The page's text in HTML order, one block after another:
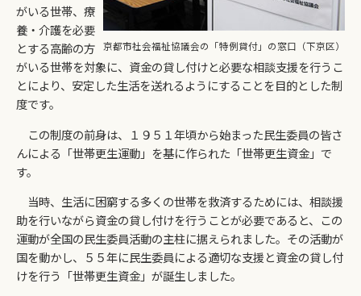
京都市社会福祉協議会の「特例貸付」の窓口（下京区）
がいる世帯、療
養・介護を必要
とする高齢の方
がいる世帯を対象に、資金の貸し付けと必要な相談支援を行うこ
とにより、安定した生活を送れるようにすることを目的とした制
度です。
この制度の前身は、１９５１年頃から始まった民生委員の皆さ
んによる「世帯更生運動」を基に作られた「世帯更生資金」で
す。
当時、生活に困窮する多くの世帯を救済するためには、相談援
助を行いながら資金の貸し付けを行うことが必要であると、この
運動が全国の民生委員活動の主柱に据えられました。その活動が
国を動かし、５５年に民生委員による適切な支援と資金の貸し付
けを行う「世帯更生資金」が誕生しました。